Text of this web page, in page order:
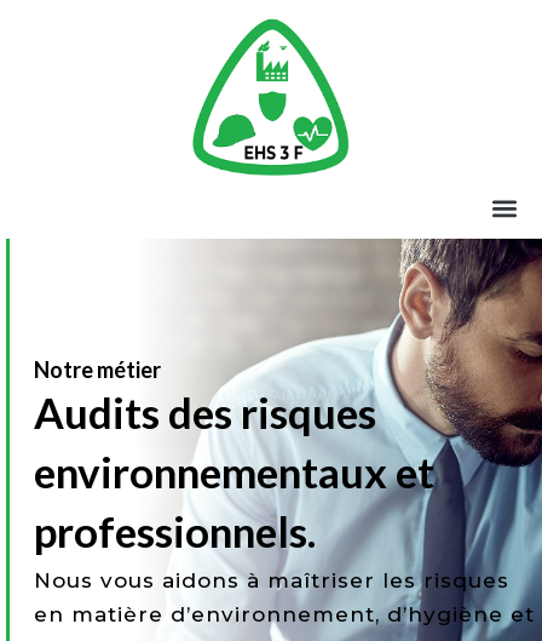
Notre métier
Audits des risques
environnementaux et
professionnels.
Nous vous aidons à maîtriser les risques
en matière d’environnement, d’hygiène et